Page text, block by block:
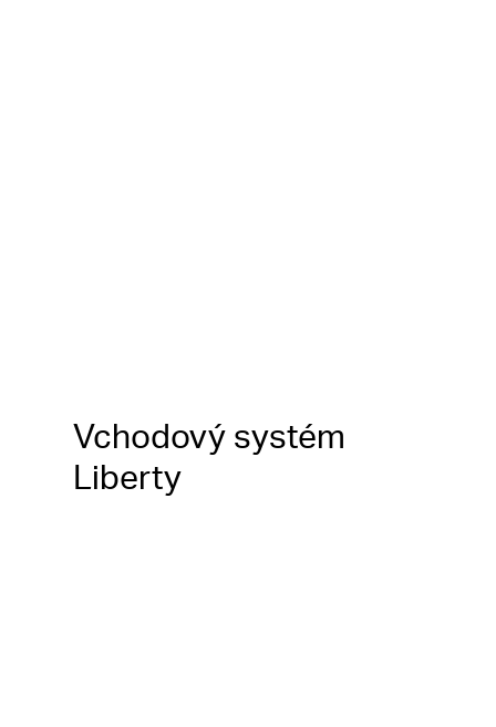
Vchodový systém
Liberty